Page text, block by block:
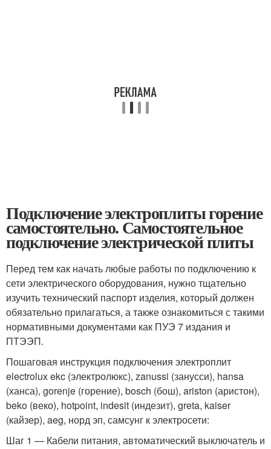
Подключение электроплиты горение
самостоятельно. Самостоятельное
подключение электрической плиты
Перед тем как начать любые работы по подключению к
сети электрического оборудования, нужно тщательно
изучить технический паспорт изделия, который должен
обязательно прилагаться, а также ознакомиться с такими
нормативными документами как ПУЭ 7 издания и
ПТЭЭП.
Пошаговая инструкция подключения электроплит
electrolux ekc (электролюкс), zanussi (занусси), hansa
(ханса), gorenje (горение), bosch (бош), ariston (аристон),
beko (веко), hotpoint, indesit (индезит), greta, kaiser
(кайзер), aeg, норд эп, самсунг к электросети:
Шаг 1 — Кабели питания, автоматический выключатель и